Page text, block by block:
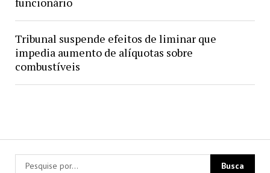
Tribunal suspende efeitos de liminar que
impedia aumento de alíquotas sobre
combustíveis